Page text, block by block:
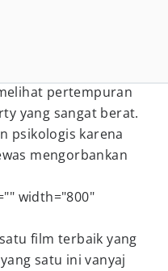
pertempuran
yang sangat berat.
psikologis karena
mengorbankan
width="800"
film terbaik yang
satu ini vanyaj